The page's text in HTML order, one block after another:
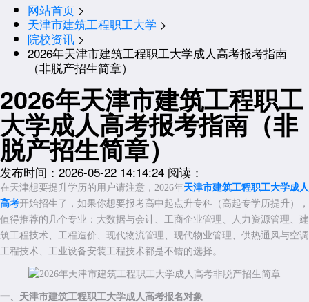
网站首页 >
天津市建筑工程职工大学 >
院校资讯 >
2026年天津市建筑工程职工大学成人高考报考指南
（非脱产招生简章）
2026年天津市建筑工程职工
大学成人高考报考指南（非
脱产招生简章）
发布时间：2026-05-22 14:14:24 阅读：
在天津想要提升学历的用户请注意，2026年天津市建筑工程职工大学成人
高考开始招生了，如果你想要报考高中起点升专科（高起专学历提升），
值得推荐的几个专业：大数据与会计、工商企业管理、人力资源管理、建
筑工程技术、工程造价、现代物流管理、现代物业管理、供热通风与空调
工程技术、工业设备安装工程技术都是不错的选择。
一、天津市建筑工程职工大学成人高考报名对象